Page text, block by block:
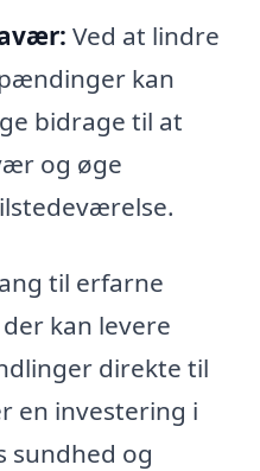
Ved at lindre
kan
bidrage til at
og øge
til erfarne
kan levere
direkte til
en investering i
sundhed og